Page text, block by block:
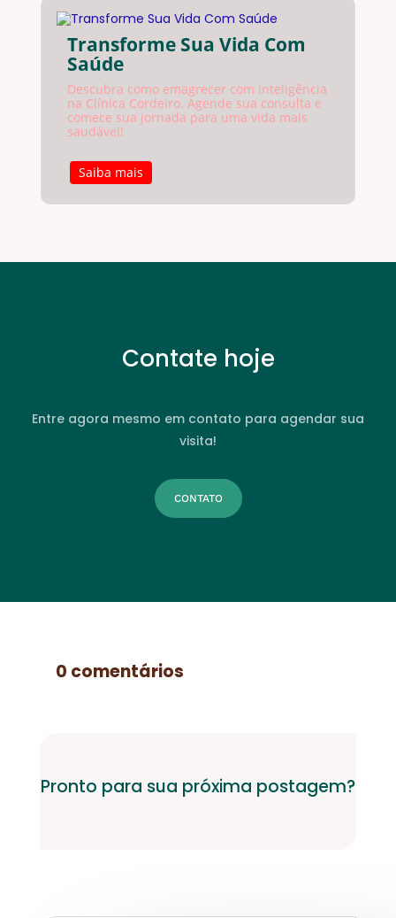
Transforme Sua Vida Com
Saúde
Descubra como emagrecer com inteligência
na Clínica Cordeiro. Agende sua consulta e
comece sua jornada para uma vida mais
saudável!
Saiba mais
Contate hoje
Entre agora mesmo em contato para agendar sua
visita!
CONTATO
0 comentários
Pronto para sua próxima postagem?